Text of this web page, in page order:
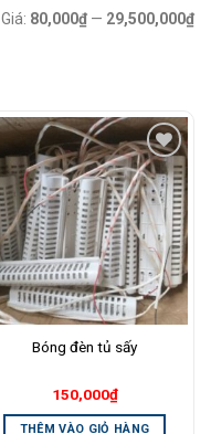
Giá: 80,000₫ — 29,500,000₫
Add to
Wishlist
Bóng đèn tủ sấy
150,000₫
THÊM VÀO GIỎ HÀNG